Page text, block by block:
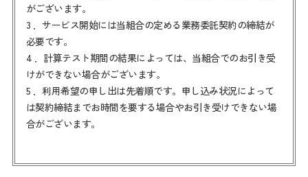
がございます。
3 ．サービス開始には当組合の定める業務委託契約の締結が
必要です。
4 ．計算テスト期間の結果によっては、当組合でのお引き受
けができない場合がございます。
5 ．利用希望の申し出は先着順です。申し込み状況によって
は契約締結までお時間を要する場合やお引き受けできない場
合がございます。